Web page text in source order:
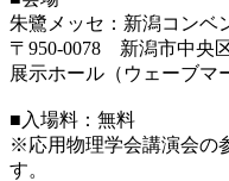
朱鷺メッセ：新潟コンベ
〒950-0078 新潟市中央
展示ホール（ウェーブマ
■入場料：無料
※応用物理学会講演会の
す。